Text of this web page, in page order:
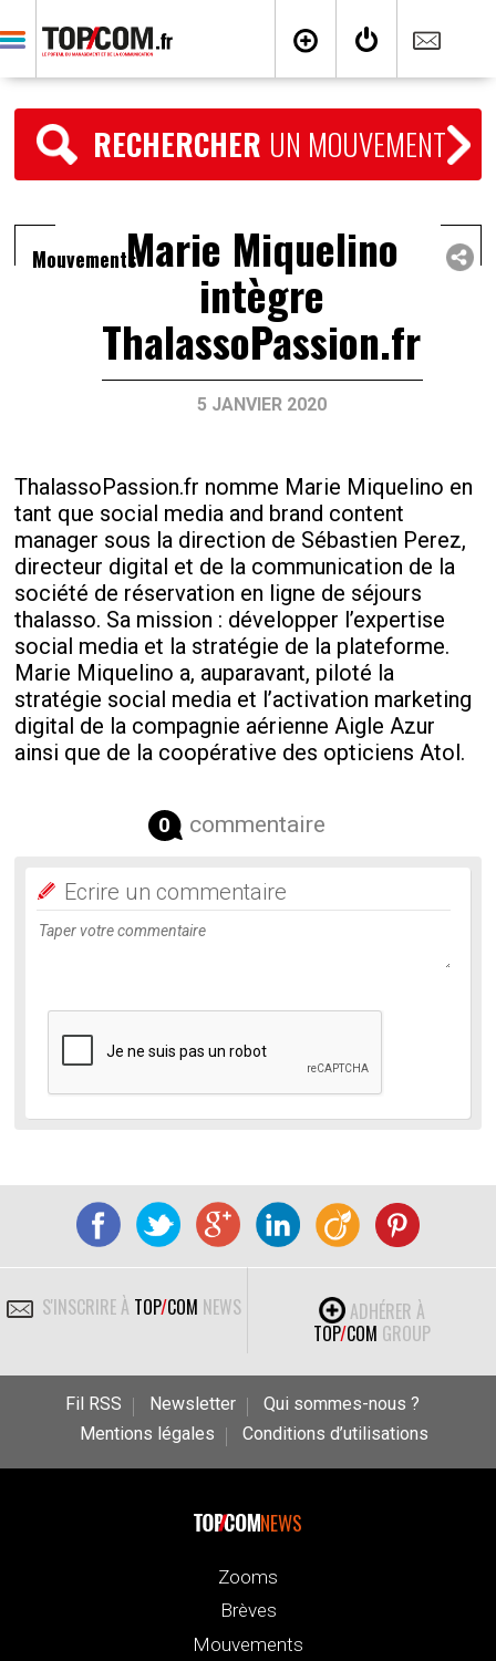
RECHERCHER UN MOUVEMENT
MouvementsMarie Miquelino
intègre
ThalassoPassion.fr
5 JANVIER 2020
ThalassoPassion.fr nomme Marie Miquelino en
tant que social media and brand content
manager sous la direction de Sébastien Perez,
directeur digital et de la communication de la
société de réservation en ligne de séjours
thalasso. Sa mission : développer l’expertise
social media et la stratégie de la plateforme.
Marie Miquelino a, auparavant, piloté la
stratégie social media et l’activation marketing
digital de la compagnie aérienne Aigle Azur
ainsi que de la coopérative des opticiens Atol.
0 commentaire
Ecrire un commentaire
S'INSCRIRE À TOP/COM NEWS
ADHÉRER À
TOP/COM GROUP
Fil RSS Newsletter
Qui sommes-nous ?
Mentions légales
Conditions d’utilisations
NEWS
Zooms
Brèves
Mouvements